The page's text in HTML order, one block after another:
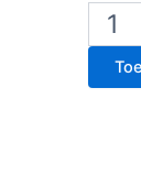
Ohaus
Frontier